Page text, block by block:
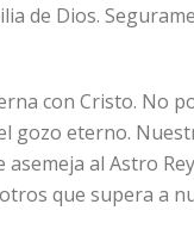
de Dios.
con Cristo. No
gozo eterno.
al Astro
que supera a